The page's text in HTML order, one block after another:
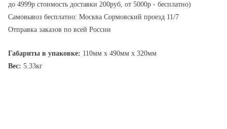
до 4999р стоимость доставки 200руб, от 5000р - бесплатно)
Самовывоз бесплатно: Москва Сормовский проезд 11/7
Отправка заказов по всей России
Габариты в упаковке: 110мм x 490мм x 320мм
Вес: 5.33кг